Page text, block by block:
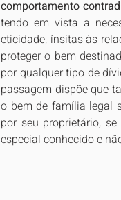
comportamento
tendo em vista a
eticidade, ínsitas às
proteger o bem
por qualquer tipo de
passagem dispõe que
o bem de família legal
por seu proprietário,
especial conhecido e